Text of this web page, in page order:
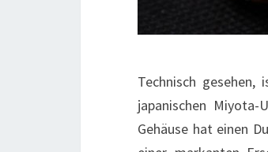
Technisch
japanischen
Gehäuse hat einen